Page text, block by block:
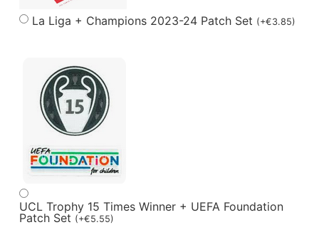
La Liga + Champions 2023-24 Patch Set (+€3.85)
UCL Trophy 15 Times Winner + UEFA Foundation
Patch Set (+€5.55)